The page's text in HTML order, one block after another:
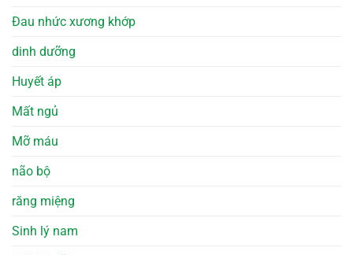
Đau nhức xương khớp
dinh dưỡng
Huyết áp
Mất ngủ
Mỡ máu
não bộ
răng miệng
Sinh lý nam